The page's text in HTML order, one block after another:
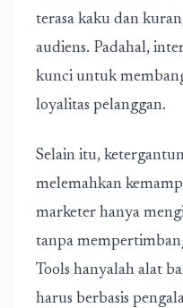
terasa kaku dan
audiens. Padahal,
kunci untuk
loyalitas pelanggan.
Selain itu,
melemahkan
marketer hanya
tanpa
Tools hanyalah alat
harus berbasis